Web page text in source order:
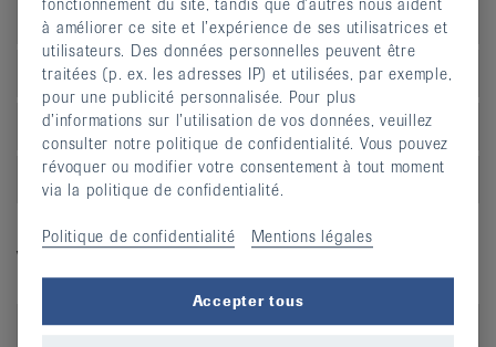
genou
Syndrome du stress tibial («shin splint»)
Epine calcanéenne
Problèmes du tendon d’Achille
Vidéos explicatives
fonctionnement du site, tandis que d’autres nous aident
à améliorer ce site et l’expérience de ses utilisatrices et
utilisateurs. Des données personnelles peuvent être
traitées (p. ex. les adresses IP) et utilisées, par exemple,
pour une publicité personnalisée. Pour plus
d’informations sur l’utilisation de vos données, veuillez
consulter notre politique de confidentialité. Vous pouvez
révoquer ou modifier votre consentement à tout moment
via la politique de confidentialité.
Politique de confidentialité Mentions légales
Accepter tous